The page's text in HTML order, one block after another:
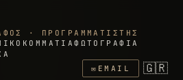
· ΠΡΟΓΡΑΜΜΑΤΙΣΤΉΣ
ΚΟΜΜΆΤΙΑΦΩΤΟΓΡΑΦΊΑ
✉ EMAIL 🇬🇷